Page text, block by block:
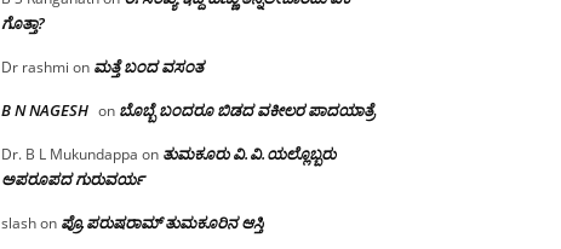
ಗೊತ್ತಾ?
Dr rashmi on ಮತ್ತೆ ಬಂದ ವಸಂತ
B N NAGESH on ಬೊಬ್ಬೆ ಬಂದರೂ ಬಿಡದ ವಕೀಲರ ಪಾದಯಾತ್ರೆ
Dr. B L Mukundappa on ತುಮಕೂರು‌ ವಿ.ವಿ.ಯಲ್ಲೊಬ್ಬರು
ಅಪರೂಪದ ಗುರುವರ್ಯ
slashon ಪ್ರೊ.ಪರುಷರಾಮ್ ತುಮಕೂರಿನ ಆಸ್ತಿ